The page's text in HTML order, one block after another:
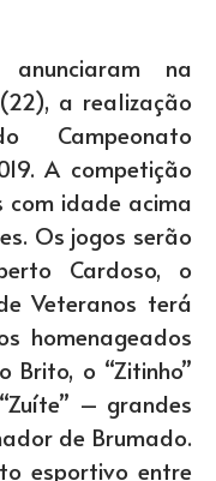
anunciaram na
a realização
A competição
idade acima
Os jogos serão
Cardoso, o
Veteranos terá
homenageados
Brito, o “Zitinho”
– grandes
de Brumado.
esportivo entre